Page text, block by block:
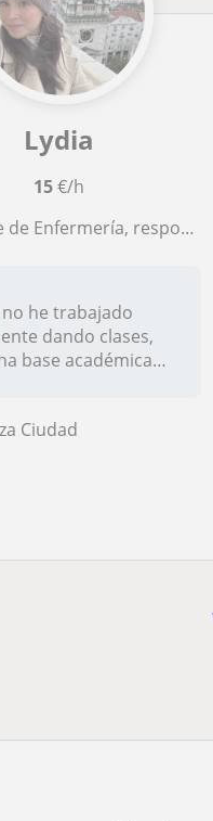
Lydia
15€/h
ofrezco clases de apoyo escolar en Zaragoza para niños de Primaria, ayudándoles.
he trabajado
dando clases,
base académica
Ciudad